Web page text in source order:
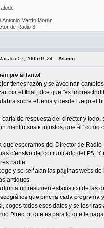
Antonio Martín Morán
de Radio 3
Jun 07, 2005 01:24 Asunto:
al tanto!
tienes razón y se avecinan
por el final, dice que "es
sobre el tema y desde luego el
carta de respuesta del director y
mentirosos e injustos, que él
que esperamos del Director de
ofensivo del comunicado del PS.
nadie.
y se señalan las páginas webs
antiguos.
un resumen estadístico de las
que pincha cada programa
coges todos esos datos y se los
Director, que es para lo que le